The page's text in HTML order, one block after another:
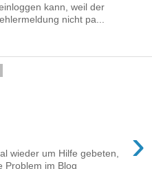
kann, weil der
nicht pa...
›
wieder um Hilfe gebeten,
Problem im Blog